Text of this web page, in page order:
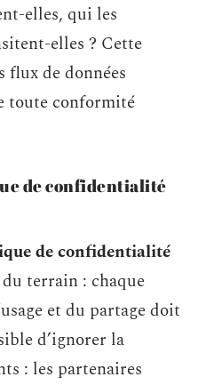
elles, qui les
elles ? Cette
flux de données
toute conformité
de confidentialité
de confidentialité
terrain : chaque
et du partage doit
d’ignorer la
: les partenaires